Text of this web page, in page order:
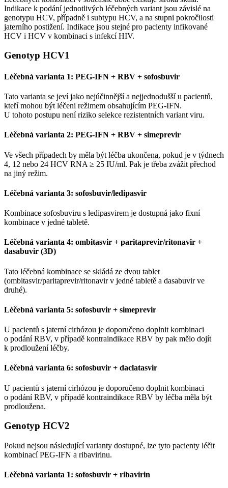
Indikace k podání jednotlivých léčebných variant jsou závislé na
genotypu HCV, případně i subtypu HCV, a na stupni pokročilosti
jaterního postižení. Indikace jsou stejné pro pacienty infikované
HCV i HCV v kombinaci s infekcí HIV.
Genotyp HCV1
Léčebná varianta 1: PEG-IFN + RBV + sofosbuvir
Tato varianta se jeví jako nejúčinnější a nejjednodušší u pacientů,
kteří mohou být léčeni režimem obsahujícím PEG-IFN.
U tohoto postupu není riziko selekce rezistentních variant viru.
Léčebná varianta 2: PEG-IFN + RBV + simeprevir
Ve všech případech by měla být léčba ukončena, pokud je v týdnech
4, 12 nebo 24 HCV RNA ≥ 25 IU⁠/⁠ml. Pak je třeba zvážit přechod
na jiný režim.
Léčebná varianta 3: sofosbuvir/ledipasvir
Kombinace sofosbuviru s ledipasvirem je dostupná jako fixní
kombinace v jedné tabletě.
Léčebná varianta 4: ombitasvir + paritaprevir/ritonavir +
dasabuvir (3D)
Tato léčebná kombinace se skládá ze dvou tablet
(ombitasvir/paritaprevir/ritonavir v jedné tabletě a dasabuvir ve
druhé).
Léčebná varianta 5: sofosbuvir + simeprevir
U pacientů s jaterní cirhózou je doporučeno doplnit kombinaci
o podání RBV, v případě kontraindikace RBV by pak mělo dojít
k prodloužení léčby.
Léčebná varianta 6: sofosbuvir + daclatasvir
U pacientů s jaterní cirhózou je doporučeno doplnit kombinaci
o podání RBV, v případě kontraindikace RBV by léčba měla být
prodloužena.
Genotyp HCV2
Pokud nejsou následující varianty dostupné, lze tyto pacienty léčit
kombinací PEG-IFN a ribavirinu.
Léčebná varianta 1: sofosbuvir + ribavirin